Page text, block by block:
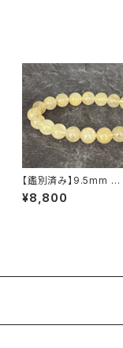
【鑑別済み】9.5mm ミ
ナスジェライス州産 ゴ
ールデン ルチルクォー
¥8,800